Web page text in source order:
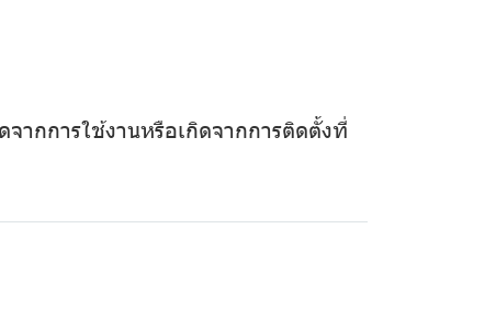
กการใช้งานหรือเกิดจากการติดตั้งที่